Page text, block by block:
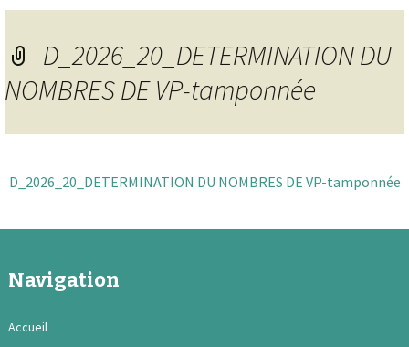
D_2026_20_DETERMINATION DU
NOMBRES DE VP-tamponnée
D_2026_20_DETERMINATION DU NOMBRES DE VP-tamponnée
Navigation
Accueil